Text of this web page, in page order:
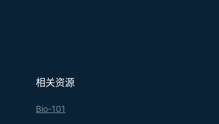
相关资源
Bio-101